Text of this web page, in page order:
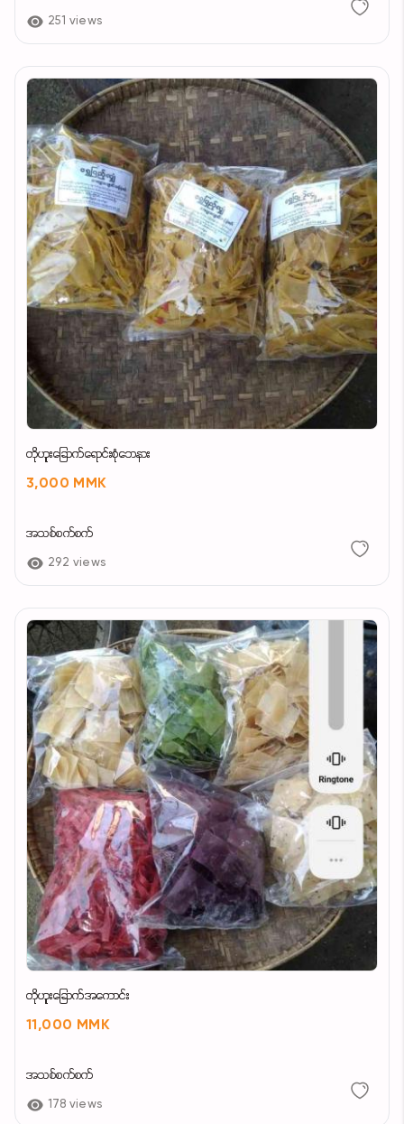
251 views
တိုဟူးခြောက်ရောင်းစုံဘေနား
3,000 MMK
အသစ်စက်စက်
292 views
တိုဟူးခြောက်အကောင်း
11,000 MMK
အသစ်စက်စက်
178 views